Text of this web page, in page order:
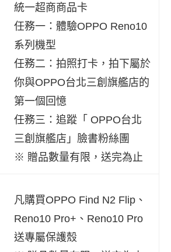
統一超商商品卡
任務一：體驗OPPO Reno10
系列機型
任務二：拍照打卡，拍下屬於
你與OPPO台北三創旗艦店的
第一個回憶
任務三：追蹤「 OPPO台北
三創旗艦店」臉書粉絲團
※ 贈品數量有限，送完為止
凡購買OPPO Find N2 Flip、
Reno10 Pro+、Reno10 Pro
送專屬保護殼